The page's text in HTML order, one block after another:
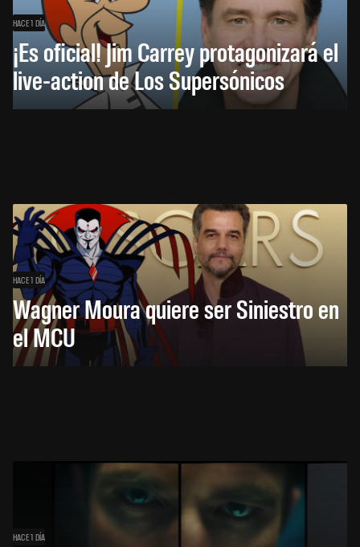
HACE 1 DÍA
¡Es oficial! Jim Carrey protagonizará el
live-action de Los Supersónicos
HACE 1 DÍA
Wagner Moura quiere ser Siniestro en
el MCU
HACE 1 DÍA